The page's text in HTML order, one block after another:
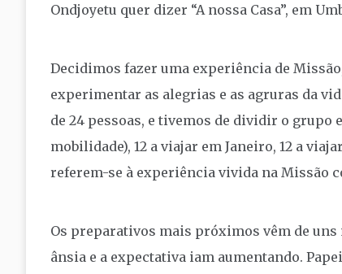
Ondjoyetu quer dizer “A nossa Casa”, em
Decidimos fazer uma experiência de
experimentar as alegrias e as agruras da
de 24 pessoas, e tivemos de dividir o grupo
mobilidade), 12 a viajar em Janeiro, 12 a
referem-se à experiência vivida na Missão
Os preparativos mais próximos vêm de uns
ânsia e a expectativa iam aumentando.